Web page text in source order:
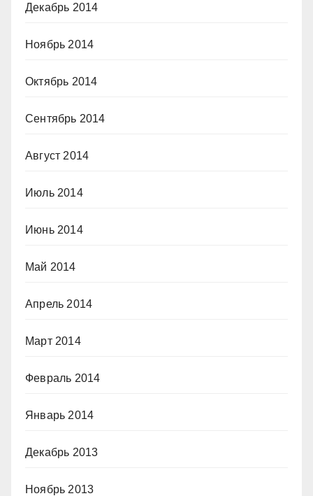
Декабрь 2014
Ноябрь 2014
Октябрь 2014
Сентябрь 2014
Август 2014
Июль 2014
Июнь 2014
Май 2014
Апрель 2014
Март 2014
Февраль 2014
Январь 2014
Декабрь 2013
Ноябрь 2013